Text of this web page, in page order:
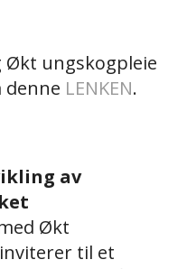
Økt ungskogpleie
denne LENKEN.
av
Økt
til et